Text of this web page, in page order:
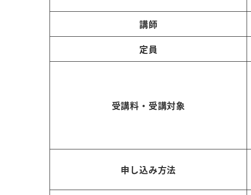
講師
定員
受講料・受講対象
申し込み方法